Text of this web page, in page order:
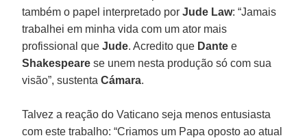
também o papel interpretado porJude Law: “Jamais
trabalhei em minha vida com um ator mais
profissional queJude. Acredito que Dante e
Shakespeare se unem nesta produção só com sua
visão”, sustentaCámara.
Talvez a reação do Vaticano seja menos entusiasta
com este trabalho: “Criamos um Papa oposto ao atual